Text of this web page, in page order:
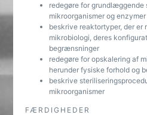
redegøre for
mikroorganismer og enzymer
beskrive reaktortyper, der er
mikrobiologi, deres
begrænsninger
redegøre for opskalering af
herunder fysiske forhold og
beskrive
mikroorganismer
FÆRDIGHEDER